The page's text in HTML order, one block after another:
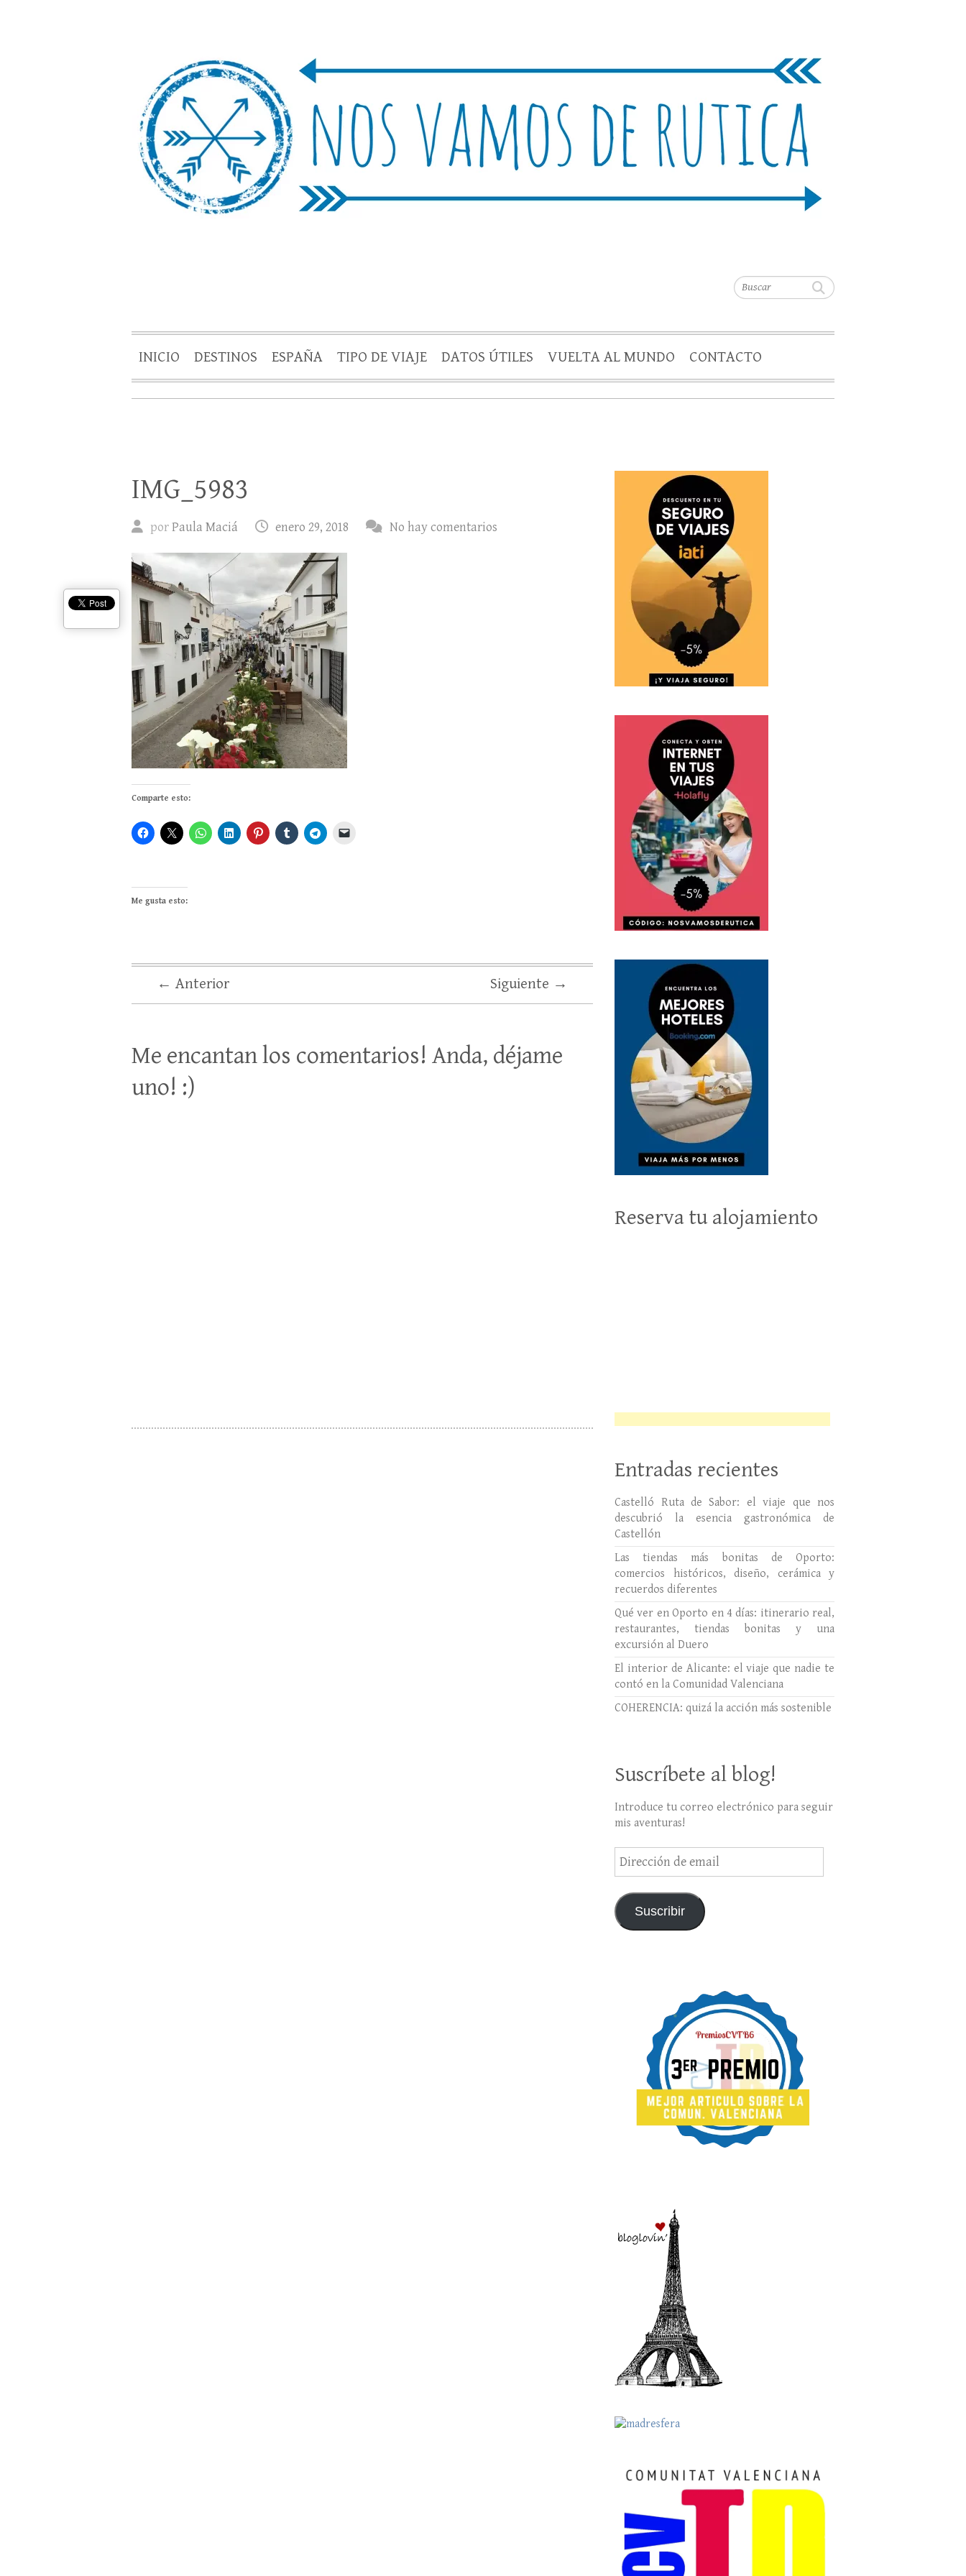
Buscar
Nos Vamos de Rutica
Un blog de viajes donde se comparte experiencias, trucos y consejos.
INICIO DESTINOS ESPAÑA TIPO DE VIAJE DATOS ÚTILES VUELTA AL MUNDO CONTACTO
IMG_5983
porPaula Maciá enero 29, 2018 No hay comentarios
Comparte esto:
Me gusta esto:
← Anterior Siguiente →
Me encantan los comentarios! Anda, déjame
uno! :)
Reserva tu alojamiento
Entradas recientes
Castelló Ruta de Sabor: el viaje que nos
descubrió la esencia gastronómica de
Castellón
Las tiendas más bonitas de Oporto:
comercios históricos, diseño, cerámica y
recuerdos diferentes
Qué ver en Oporto en 4 días: itinerario real,
restaurantes, tiendas bonitas y una
excursión al Duero
El interior de Alicante: el viaje que nadie te
contó en la Comunidad Valenciana
COHERENCIA: quizá la acción más sostenible
Suscríbete al blog!
Introduce tu correo electrónico para seguir
mis aventuras!
Dirección
de
Suscribir